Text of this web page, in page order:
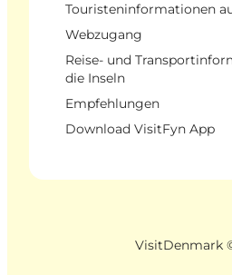
Touristeninformationen
Webzugang
Reise- und
die Inseln
Empfehlungen
Download VisitFyn App
VisitDenmark